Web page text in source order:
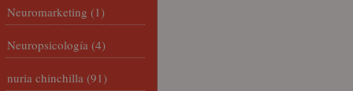
Neuromarketing (1)
Neuropsicología (4)
nuria chinchilla (91)